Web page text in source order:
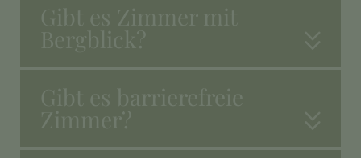
Gibt es Zimmer mit
Bergblick?
Gibt es barrierefreie
Zimmer?